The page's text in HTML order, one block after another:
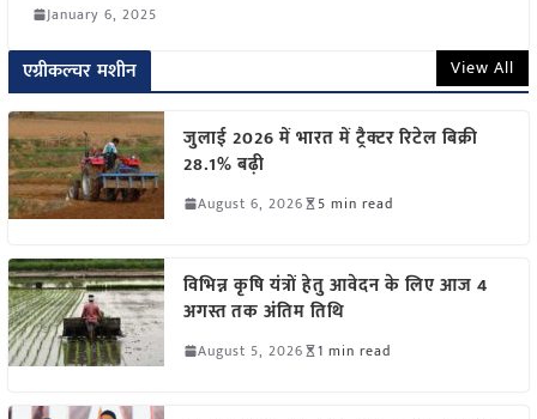
January 6, 2025
एग्रीकल्चर मशीन View All
जुलाई 2026 में भारत में ट्रैक्टर रिटेल बिक्री
28.1% बढ़ी
August 6, 2026 5 min read
विभिन्न कृषि यंत्रों हेतु आवेदन के लिए आज 4
अगस्त तक अंतिम तिथि
August 5, 2026 1 min read